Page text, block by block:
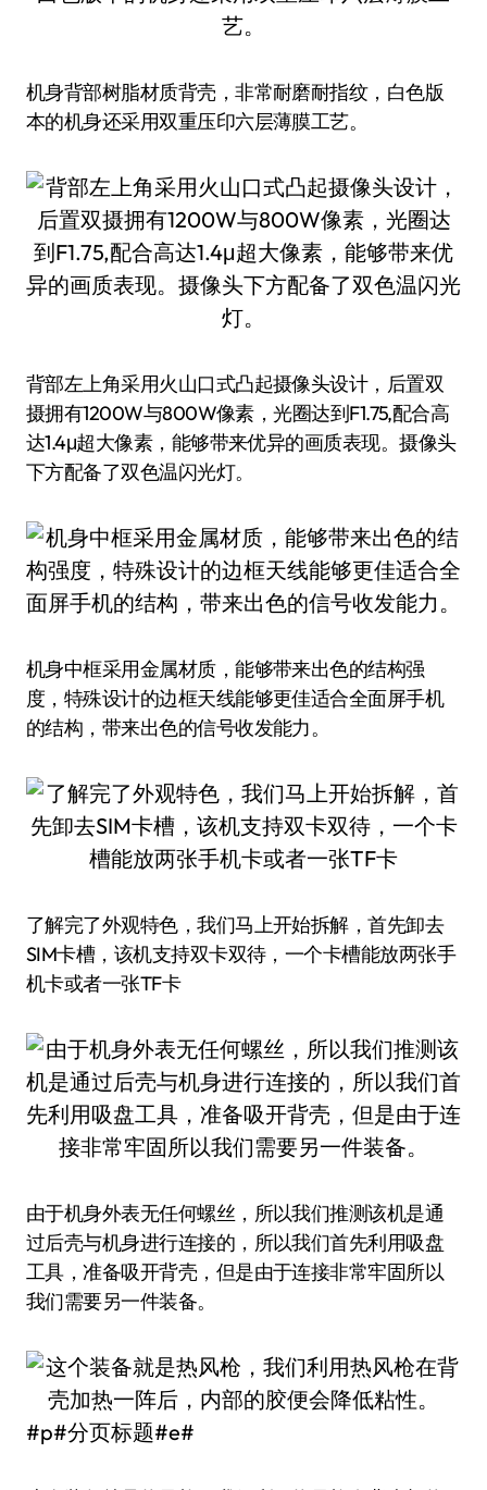
机身背部树脂材质背壳，非常耐磨耐指纹，白色版
本的机身还采用双重压印六层薄膜工艺。
背部左上角采用火山口式凸起摄像头设计，后置双
摄拥有1200W与800W像素，光圈达到F1.75,配合高
达1.4μ超大像素，能够带来优异的画质表现。摄像头
下方配备了双色温闪光灯。
机身中框采用金属材质，能够带来出色的结构强
度，特殊设计的边框天线能够更佳适合全面屏手机
的结构，带来出色的信号收发能力。
了解完了外观特色，我们马上开始拆解，首先卸去
SIM卡槽，该机支持双卡双待，一个卡槽能放两张手
机卡或者一张TF卡
由于机身外表无任何螺丝，所以我们推测该机是通
过后壳与机身进行连接的，所以我们首先利用吸盘
工具，准备吸开背壳，但是由于连接非常牢固所以
我们需要另一件装备。
#p#分页标题#e#